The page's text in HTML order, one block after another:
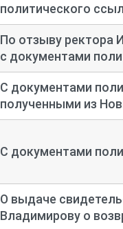
политического
По отзыву ректора
с документами
С документами
полученными из
С документами
О выдаче
Владимирову о